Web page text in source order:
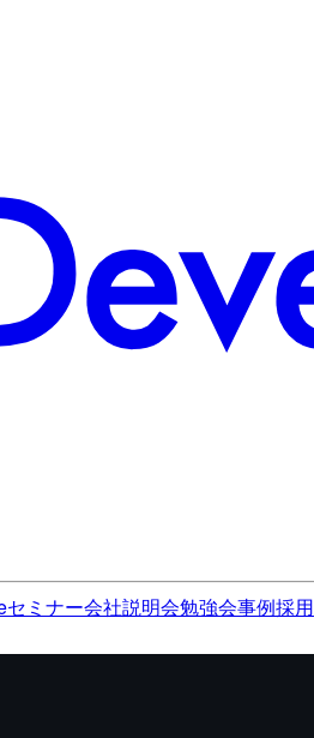
セミナー会社説明会勉強会事例採用